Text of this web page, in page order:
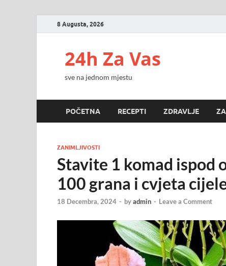
8 Augusta, 2026
24h Za Vas
sve na jednom mjestu
POČETNA RECEPTI ZDRAVLJE
ZANIMLJIVOSTI
Stavite 1 komad ispod
100 grana i cvjeta
18 Decembra, 2024 - byadmin - Leave a Comment